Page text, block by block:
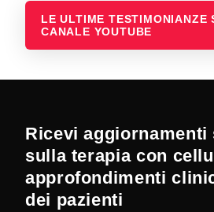
LE ULTIME TESTIMONIANZE
CANALE YOUTUBE
Ricevi aggiornamenti
sulla terapia con
approfondimenti
dei pazienti